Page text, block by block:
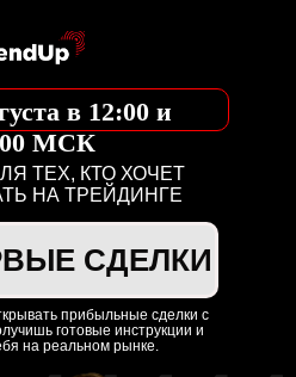
ТЕХ, КТО ХОЧЕТ
НА ТРЕЙДИНГЕ
в 12:00 и
МСК
прибыльные сделки с
готовые инструкции и
на реальном рынке.
СДЕЛКИ